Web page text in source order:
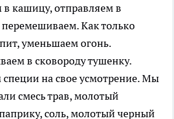
кашицу, отправляем в
перемешиваем. Как только
уменьшаем огонь.
на свое усмотрение. Мы
смесь трав, молотый
соль, молотый черный